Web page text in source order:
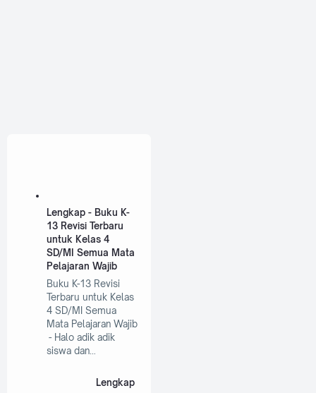
Lengkap - Buku K-
13 Revisi Terbaru
untuk Kelas 4
SD/MI Semua Mata
Pelajaran Wajib
Buku K-13 Revisi
Terbaru untuk Kelas
4 SD/MI Semua
Mata Pelajaran Wajib
- Halo adik adik
siswa dan…
Lengkap